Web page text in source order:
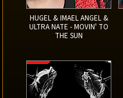
HUGEL & IMAEL ANGEL &
ULTRA NATE - MOVIN' TO
THE SUN